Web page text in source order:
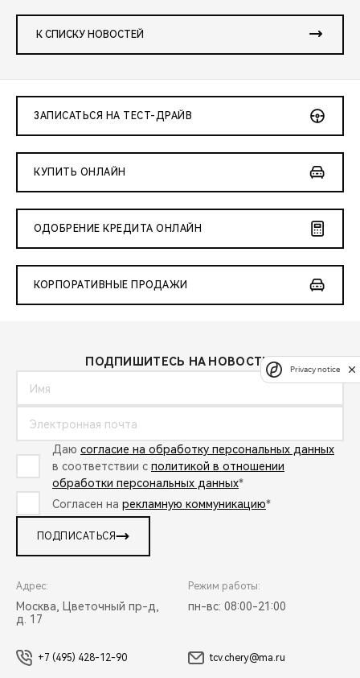
К СПИСКУ НОВОСТЕЙ
ЗАПИСАТЬСЯ НА ТЕСТ-ДРАЙВ
КУПИТЬ ОНЛАЙН
ОДОБРЕНИЕ КРЕДИТА ОНЛАЙН
КОРПОРАТИВНЫЕ ПРОДАЖИ
ПОДПИШИТЕСЬ НА НОВОСТИ:
Даю согласие на обработку персональных данных
в соответствии с политикой в отношении
обработки персональных данных*
Согласен на рекламную коммуникацию*
ПОДПИСАТЬСЯ
Адрес:
Москва, Цветочный пр-д,
д. 17
Режим работы:
пн-вс: 08:00-21:00
+7 (495) 428-12-90 tcv.chery@ma.ru
Privacy notice